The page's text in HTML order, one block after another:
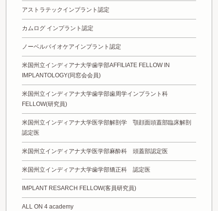
アストラテックインプラント認定
カムログ インプラント認定
ノーベルバイオケアインプラント認定
米国州立インディアナ大学歯学部AFFILIATE FELLOW IN
IMPLANTOLOGY(同窓会会員)
米国州立インディアナ大学歯学部歯周学インプラント科
FELLOW(研究員)
米国州立インディアナ大学医学部解剖学 顎顔面頭蓋部臨床解剖
認定医
米国州立インディアナ大学医学部麻酔科 頭蓋部認定医
米国州立インディアナ大学歯学部矯正科 認定医
IMPLANT RESARCH FELLOW(客員研究員)
ALL ON 4 academy